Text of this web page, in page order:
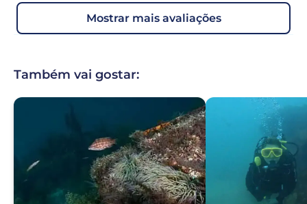
mostrar mais avaliações
Também vai gostar: